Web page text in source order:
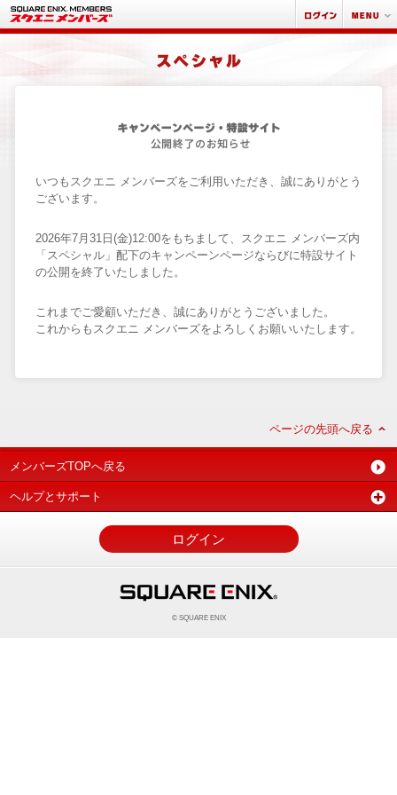
いつもスクエニ メンバーズをご利用いただき、誠にありがとう
ございます。
2026年7月31日(金)12:00をもちまして、スクエニ メンバーズ内
「スペシャル」配下のキャンペーンページならびに特設サイト
の公開を終了いたしました。
これまでご愛顧いただき、誠にありがとうございました。
これからもスクエニ メンバーズをよろしくお願いいたします。
ページの先頭へ戻る
メンバーズTOPへ戻る
ヘルプとサポート
ログイン
© SQUARE ENIX